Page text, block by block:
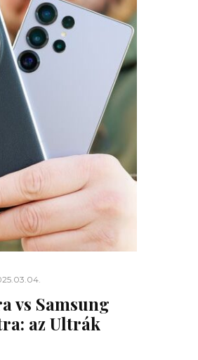
vs Samsung
az Ultrák